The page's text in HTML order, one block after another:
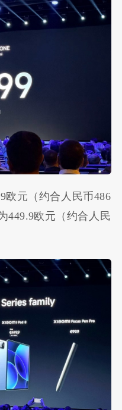
欧元（约合人民币486
449.9欧元（约合人民